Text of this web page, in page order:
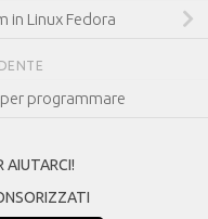
in Linux Fedora
programmare
AIUTARCI!